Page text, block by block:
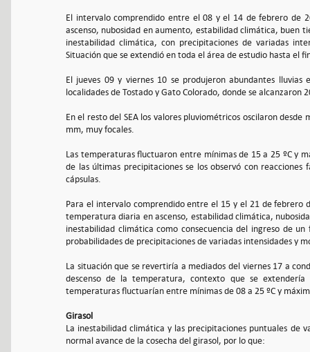
El intervalo comprendido entre el 08 y el 14 de febrero de
ascenso, nubosidad en aumento, estabilidad climática, buen
inestabilidad climática, con precipitaciones de variadas
Situación que se extendió en toda el área de estudio hasta el
El jueves 09 y viernes 10 se produjeron abundantes
localidades de Tostado y Gato Colorado, donde se alcanzaron
En el resto del SEA los valores pluviométricos oscilaron
mm, muy focales.
Las temperaturas fluctuaron entre mínimas de 15 a 25 ºC y
de las últimas precipitaciones se los observó con
cápsulas.
Para el intervalo comprendido entre el 15 y el 21 de febrero
temperatura diaria en ascenso, estabilidad climática,
inestabilidad climática como consecuencia del ingreso de
probabilidades de precipitaciones de variadas intensidades y
La situación que se revertiría a mediados del viernes 17 a
descenso de la temperatura, contexto que se
temperaturas fluctuarían entre mínimas de 08 a 25 ºC y
Girasol
La inestabilidad climática y las precipitaciones puntuales de
normal avance de la cosecha del girasol, por lo que: